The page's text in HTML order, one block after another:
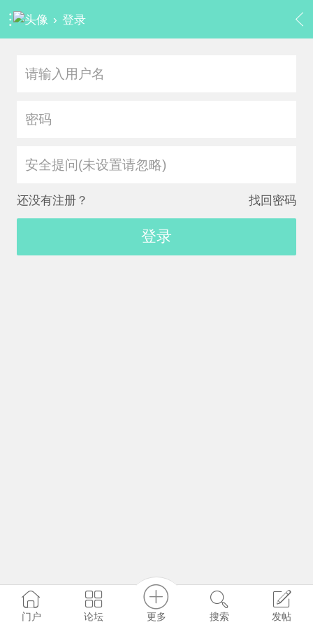
› 登录
安全提问(未设置请忽略)
还没有注册？ 找回密码
登录
门户 论坛 更多 搜索 发帖